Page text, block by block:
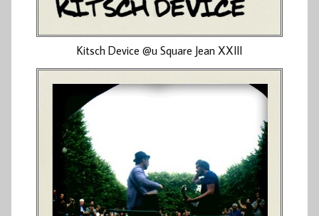
Kitsch Device @u Square Jean XXIII